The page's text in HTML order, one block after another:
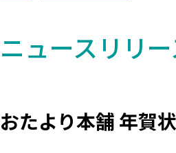
ニュースリリ
おたより本舗 年賀